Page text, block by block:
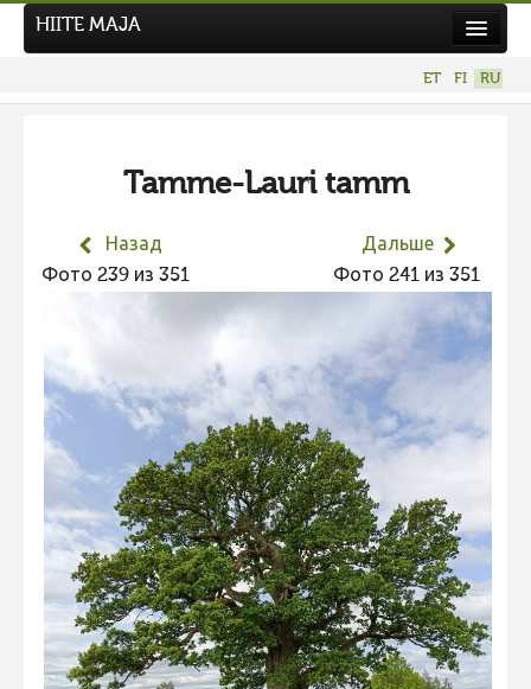
Hiite kuvavõistlus 2026
Фотоконкурс 2025
Фотоконкурс 2024
Не учитываются 2024
Видео 2024
Фотоконкурс 2023
Не учитываются 2023
Видео 2023
Фотоконкурс 2022
Не учитываются 2022
HIITE MAJA
ET FI RU
Tamme-Lauri tamm
Назад
Фото 239 из 351
Дальше
Фото 241 из 351